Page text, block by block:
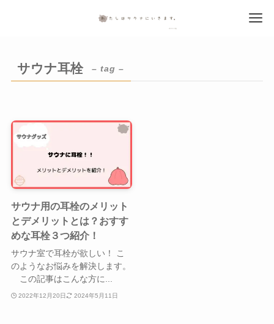
サウナ耳栓 – tag –
サウナ用の耳栓のメリット
とデメリットとは？おすす
めな耳栓３つ紹介！
サウナ室で耳栓が欲しい！ こ
のようなお悩みを解決します。
この記事はこんな方に...
2022年12月20日 2024年5月11日